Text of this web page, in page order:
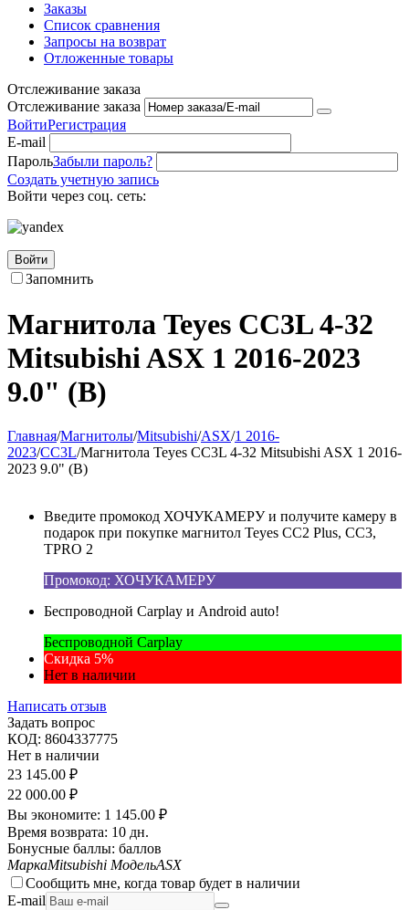
Заказы
Список сравнения
Запросы на возврат
Отложенные товары
Отслеживание заказа
Отслеживание заказа
ВойтиРегистрация
E-mail
ПарольЗабыли пароль?
Создать учетную запись
Войти через соц. сеть:
Войти
Запомнить
Магнитола Teyes CC3L 4-32
Mitsubishi ASX 1 2016-2023
9.0" (B)
Главная/Магнитолы/Mitsubishi/ASX/1 2016-
2023/CC3L/Магнитола Teyes CC3L 4-32 Mitsubishi ASX 1 2016-
2023 9.0" (B)
Введите промокод ХОЧУКАМЕРУ и получите камеру в
подарок при покупке магнитол Teyes CC2 Plus, CC3,
TPRO 2
Промокод: ХОЧУКАМЕРУ
Беспроводной Carplay и Android auto!
Беспроводной Carplay
Скидка 5%
Нет в наличии
Написать отзыв
Задать вопрос
КОД: 8604337775
Нет в наличии
23 145.00 ₽
22 000.00 ₽
Вы экономите: 1 145.00 ₽
Время возврата: 10 дн.
Бонусные баллы: баллов
МаркаMitsubishi МодельASX
Сообщить мне, когда товар будет в наличии
E-mail